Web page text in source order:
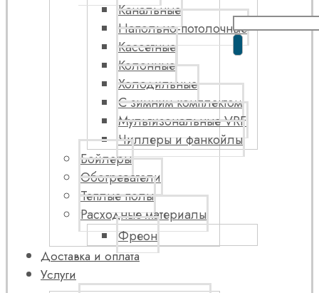
Канальные
Напольно-потолочные
Кассетные
Колонные
Холодильные
С зимним комплектом
Мультизональные VRF
Чиллеры и фанкойлы
Бойлеры
Обогреватели
Теплые полы
Расходные материалы
Фреон
Доставка и оплата
Услуги